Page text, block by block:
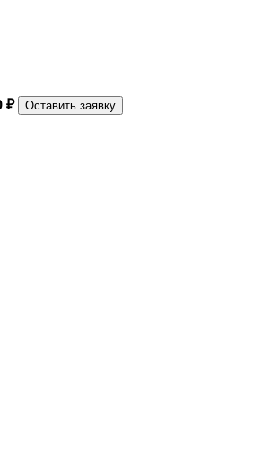
₽ Оставить заявку